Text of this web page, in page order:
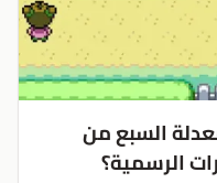
السبع من